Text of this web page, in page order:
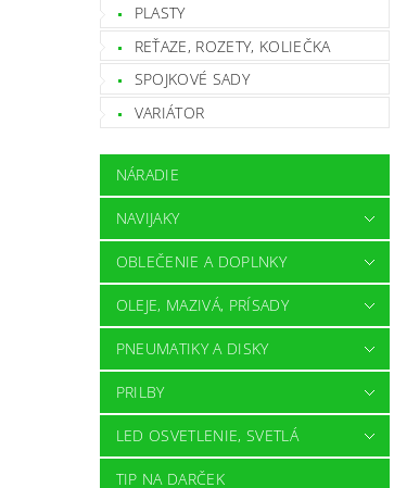
PLASTY
REŤAZE, ROZETY, KOLIEČKA
SPOJKOVÉ SADY
VARIÁTOR
NÁRADIE
NAVIJAKY
OBLEČENIE A DOPLNKY
OLEJE, MAZIVÁ, PRÍSADY
PNEUMATIKY A DISKY
PRILBY
LED OSVETLENIE, SVETLÁ
TIP NA DARČEK